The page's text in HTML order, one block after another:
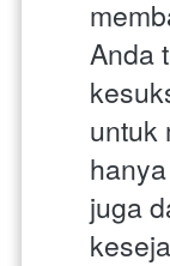
Anda
untuk
juga